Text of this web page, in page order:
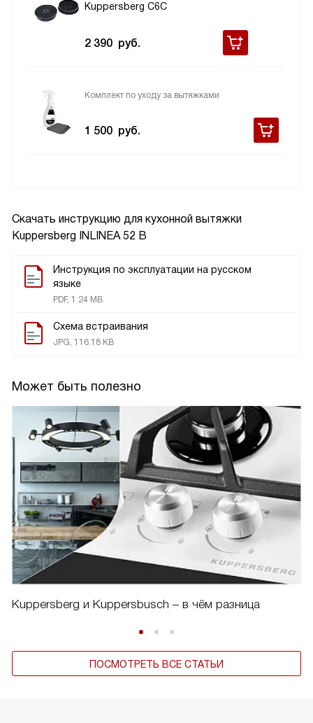
Скачать инструкцию для кухонной вытяжки
Kuppersberg INLINEA 52 B
Инструкция по эксплуатации на русском
языке
PDF, 1.24 MB
Схема встраивания
JPG, 116.18 KB
Может быть полезно
Kuppersberg и Kuppersbusch – в чём разница
ПОСМОТРЕТЬ ВСЕ СТАТЬИ
Kuppersberg C6C
2 390 руб.
Комплект по уходу за вытяжками
1 500 руб.